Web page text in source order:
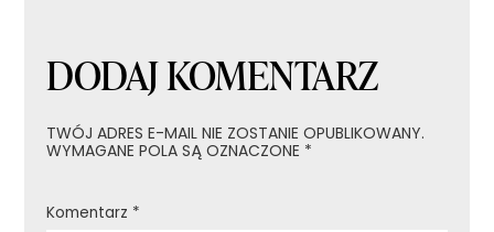
DODAJ KOMENTARZ
TWÓJ ADRES E-MAIL NIE ZOSTANIE OPUBLIKOWANY.
WYMAGANE POLA SĄ OZNACZONE *
Komentarz *